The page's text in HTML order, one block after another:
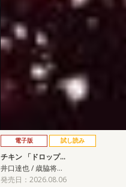
電子版 試し読み
チキン 「ドロップ…
井口達也 / 歳脇将…
発売日：2026.08.06